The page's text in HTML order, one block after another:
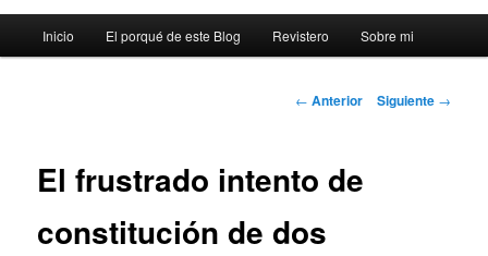
principal
Inicio El porqué de este Blog Revistero Sobre mi
Navegación
← Anterior Siguiente →
El frustrado intento de
constitución de dos